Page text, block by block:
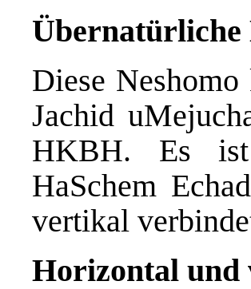
Übernatürliche
Diese
Jachid
HKBH. Es ist
HaSchem
vertikal
Horizontal